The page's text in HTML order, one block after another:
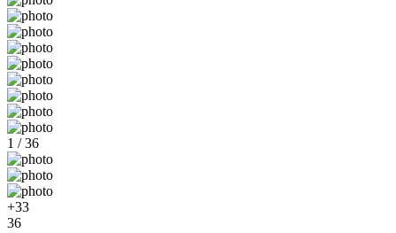
1 / 36
+33
36